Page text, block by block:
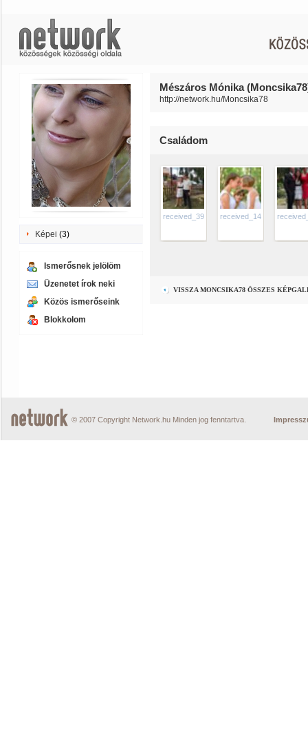
Képei (3)
Ismerősnek jelölöm
Üzenetet írok neki
Közös ismerőseink
Blokkolom
Mészáros Mónika
http://network.hu/Moncsika78
Családom
received_394660007721810
VISSZA MONCSIKA78 ÖSSZES
© 2007 Copyright Network.hu Minden jog fenntartva.